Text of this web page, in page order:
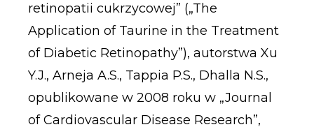
retinopatii cukrzycowej” („The
Application of Taurine in the Treatment
of Diabetic Retinopathy”), autorstwa Xu
Y.J., Arneja A.S., Tappia P.S., Dhalla N.S.,
opublikowane w 2008 roku w „Journal
of Cardiovascular Disease Research”,